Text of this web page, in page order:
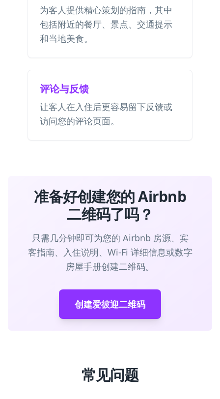
为客人提供精心策划的指南，其中
包括附近的餐厅、景点、交通提示
和当地美食。
评论与反馈
让客人在入住后更容易留下反馈或
访问您的评论页面。
准备好创建您的 Airbnb
二维码了吗？
只需几分钟即可为您的 Airbnb 房源、宾
客指南、入住说明、Wi-Fi 详细信息或数字
房屋手册创建二维码。
创建爱彼迎二维码
常见问题